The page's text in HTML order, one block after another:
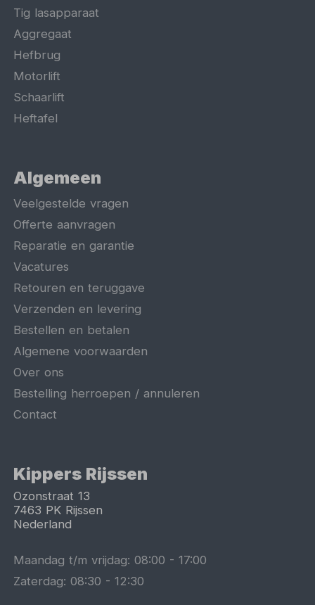
Tig lasapparaat
Aggregaat
Hefbrug
Motorlift
Schaarlift
Heftafel
Algemeen
Veelgestelde vragen
Offerte aanvragen
Reparatie en garantie
Vacatures
Retouren en teruggave
Verzenden en levering
Bestellen en betalen
Algemene voorwaarden
Over ons
Bestelling herroepen / annuleren
Contact
Kippers Rijssen
Ozonstraat 13
7463 PK Rijssen
Nederland
Maandag t/m vrijdag:08:00 -17:00
Zaterdag:08:30 -12:30